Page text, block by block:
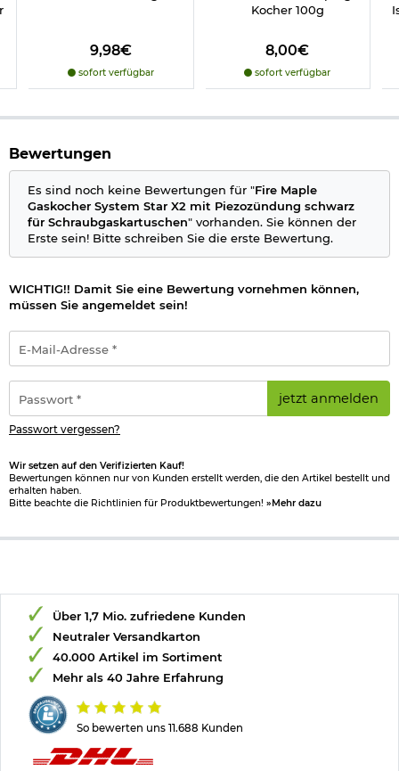
Kochzeit: ca. 1 Minute 33 Sekunden pro 0,5 Liter, je nach
Leistung (W): 2200
Gewicht: ca. 630 g
Material: Edelstahl, Aluminiumlegierung, Kupfer, Silikon,
Marke: Fire Maple
Hinweis: Schraubgaskartusche nicht im Lieferumfang
enthalten, bitte extra bestellen.
Verantwortliche Person für die EU
9,98€
sofort verfügbar
Kocher 100g
8,00€
sofort verfügbar
Bewertungen
Es sind noch keine Bewertungen für "Fire Maple
Gaskocher System Star X2 mit Piezozündung schwarz
für Schraubgaskartuschen" vorhanden. Sie können der
Erste sein! Bitte schreiben Sie die erste Bewertung.
WICHTIG!! Damit Sie eine Bewertung vornehmen können,
müssen Sie angemeldet sein!
Mail-
Adresse
*
jetzt anmelden
Passwort vergessen?
Wir setzen auf den Verifizierten Kauf!
Bewertungen können nur von Kunden erstellt werden, die den Artikel bestellt und
erhalten haben.
Bitte beachte die Richtlinien für Produktbewertungen! »Mehr dazu
So bewerten uns 11.688 Kunden
Über 1,7 Mio. zufriedene Kunden
Neutraler Versandkarton
40.000 Artikel im Sortiment
Mehr als 40 Jahre Erfahrung